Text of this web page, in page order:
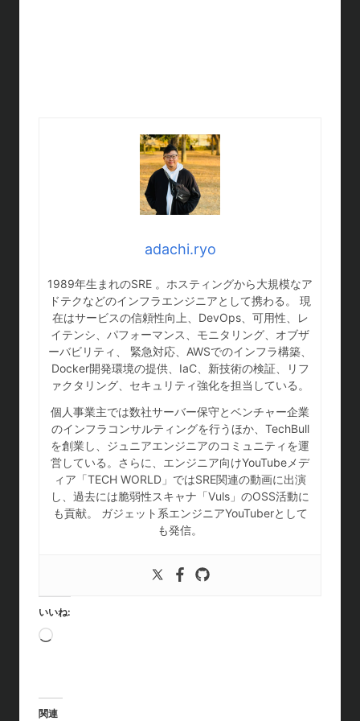
adachi.ryo
1989年生まれのSRE 。ホスティングから大規模なア
ドテクなどのインフラエンジニアとして携わる。 現
在はサービスの信頼性向上、DevOps、可用性、レ
イテンシ、パフォーマンス、モニタリング、オブザ
ーバビリティ、 緊急対応、AWSでのインフラ構築、
Docker開発環境の提供、IaC、新技術の検証、リフ
ァクタリング、セキュリティ強化を担当している。
個人事業主では数社サーバー保守とベンチャー企業
のインフラコンサルティングを行うほか、TechBull
を創業し、ジュニアエンジニアのコミュニティを運
営している。さらに、エンジニア向けYouTubeメデ
ィア「TECH WORLD」ではSRE関連の動画に出演
し、過去には脆弱性スキャナ「Vuls」のOSS活動に
も貢献。 ガジェット系エンジニアYouTuberとして
も発信。
いいね:
読
み
中
関連